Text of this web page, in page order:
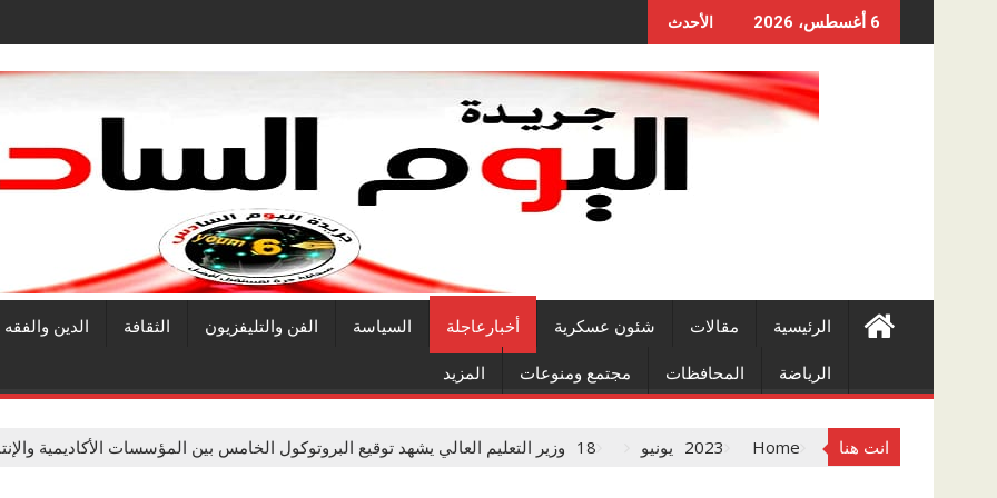
to
6 أغسطس، 2026 الأحدث
الرئيسية مقالات شئون عسكرية أخبارعاجلة السياسة الفن والتليفزيون الثقافة الدين والفقه
الرياضة المحافظات مجتمع ومنوعات المزيد
انت هنا Home
2023 يونيو 18 وزير التعليم العالي يشهد توقيع البروتوكول الخامس بين المؤسسات الأكاديمية